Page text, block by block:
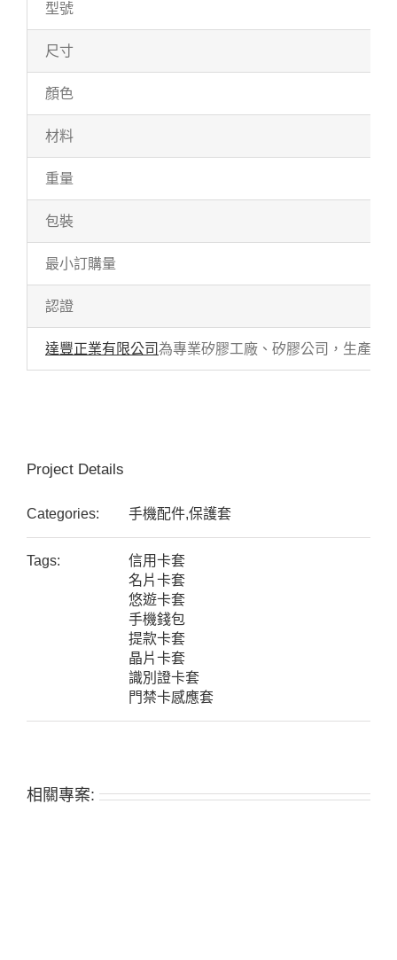
型號
尺寸
顏色
材料
重量
包裝
最小訂購量
認證
達豐正業有限公司為專業矽膠工廠、矽膠公司，生產各
Project Details
Categories: 手機配件,保護套
Tags:
信用卡套
名片卡套
悠遊卡套
手機錢包
提款卡套
晶片卡套
識別證卡套
門禁卡感應套
相關專案: